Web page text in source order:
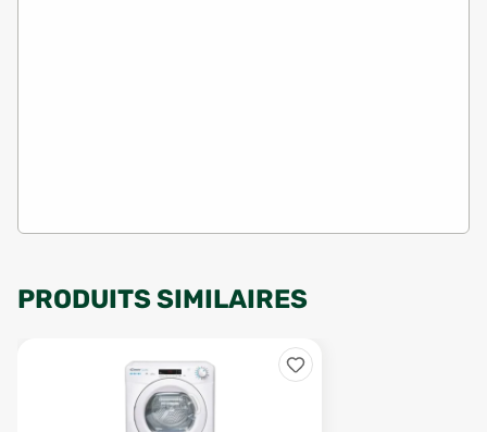
PRODUITS SIMILAIRES